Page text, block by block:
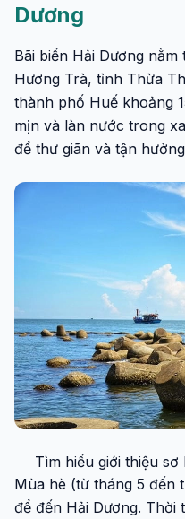
Dương
Bãi biển Hải Dương
Hương Trà, tỉnh Thừa
thành phố Huế khoảng
mịn và làn nước trong
để thư giãn và tận
Tìm hiểu giới thiệu
Mùa hè (từ tháng 5 đến
để đến Hải Dương. Thời